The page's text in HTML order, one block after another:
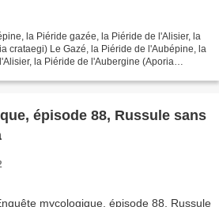
la Piéride gazée, la Piéride de l'Alisier, la
crataegi) Le Gazé, la Piéride de l'Aubépine, la
la Piéride de l'Aubergine (Aporia
épisode 88, Russule sans